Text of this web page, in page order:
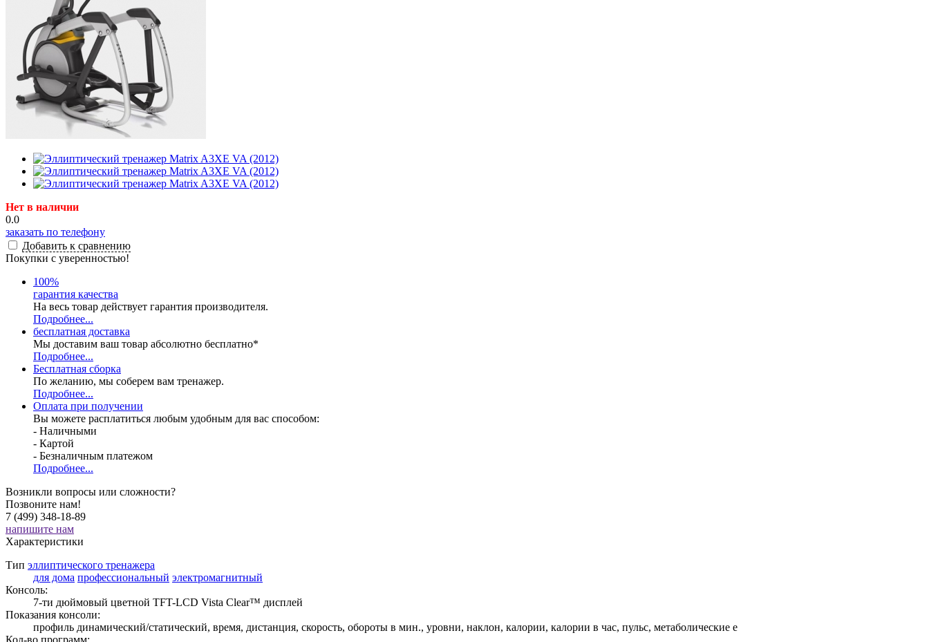
Нет в наличии
0.0
заказать по телефону
Добавить к сравнению
Покупки с уверенностью!
100%
гарантия качества
На весь товар действует гарантия производителя.
Подробнее...
бесплатная доставка
Мы доставим ваш товар абсолютно бесплатно*
Подробнее...
Бесплатная сборка
По желанию, мы соберем вам тренажер.
Подробнее...
Оплата при получении
Вы можете расплатиться любым удобным для вас способом:
- Наличными
- Картой
- Безналичным платежом
Подробнее...
Возникли вопросы или сложности?
Позвоните нам!
7 (499) 348-18-89
напишите нам
Характеристики
Тип эллиптического тренажера
для дома профессиональный электромагнитный
Консоль:
7-ти дюймовый цветной TFT-LCD Vista Clear™ дисплей
Показания консоли:
профиль динамический/статический, время, дистанция, скорость, обороты в мин., уровни, наклон, калории, калории в час, пульс, метаболические е
Кол-во программ: